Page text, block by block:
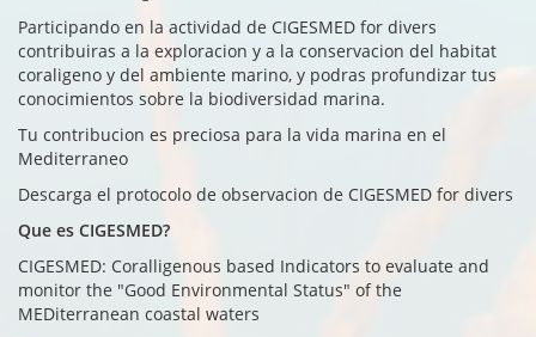
Participando en la actividad de CIGESMED for divers
contribuiras a la exploracion y a la conservacion del habitat
coraligeno y del ambiente marino, y podras profundizar tus
conocimientos sobre la biodiversidad marina.
Tu contribucion es preciosa para la vida marina en el
Mediterraneo
Descarga el protocolo de observacion de CIGESMED for divers
Que es CIGESMED?
CIGESMED: Coralligenous based Indicators to evaluate and
monitor the "Good Environmental Status" of the
MEDiterranean coastal waters